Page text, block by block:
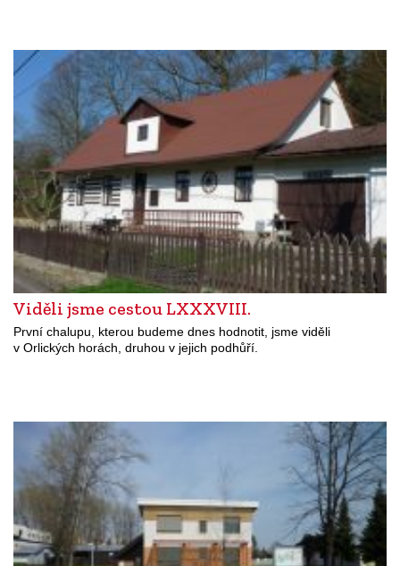
Viděli jsme cestou LXXXVIII.
První chalupu, kterou budeme dnes hodnotit, jsme viděli
v Orlických horách, druhou v jejich podhůří.